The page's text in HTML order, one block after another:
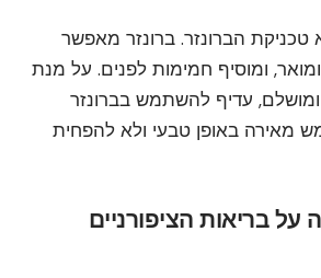
טכניקת הברונזר. ברונזר מאפשר
ומוסיף חמימות לפנים. על מנת
עדיף להשתמש בברונזר
מאירה באופן טבעי ולא להפחית
על בריאות הציפורניים